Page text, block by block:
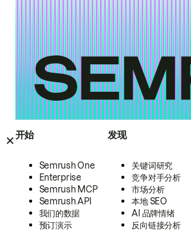
开始
Semrush One
Enterprise
Semrush MCP
Semrush API
我们的数据
预订演示
发现
关键词研究
竞争对手分析
市场分析
本地 SEO
AI 品牌情绪
反向链接分析